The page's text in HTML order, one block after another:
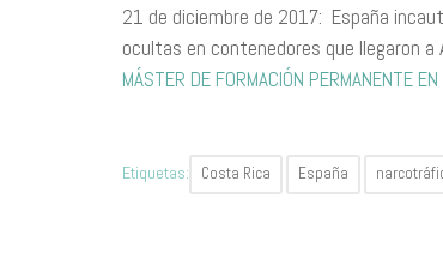
21 de diciembre de 2017: España
ocultas en contenedores que llegaron a
MÁSTER DE FORMACIÓN PERMANENTE
Etiquetas: Costa Rica España